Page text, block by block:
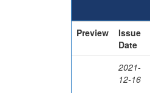
Preview
Issue
Date
2021-
12-16